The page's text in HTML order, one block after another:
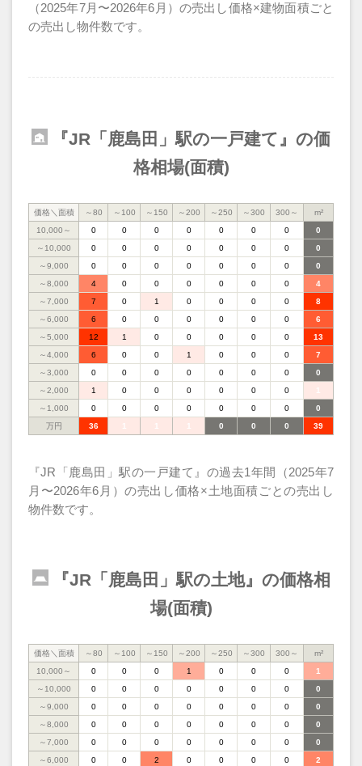
（2025年7月〜2026年6月）の売出し価格×建物面積ごと
の売出し物件数です。
『JR「鹿島田」駅の一戸建て』の価
格相場(面積)
価格＼面積 ～80 ～100 ～150 ～200 ～250 ～300 300～
m²
10,000～
0 0 0 0 0 0 0
0
～10,000
0 0 0 0 0 0 0
0
～9,000
0 0 0 0 0 0 0
0
～8,000
4 0 0 0 0 0 0
4
～7,000
7 0 1 0 0 0 0
8
～6,000
6 0 0 0 0 0 0
6
～5,000
12 1 0 0 0 0 0
13
～4,000
6 0 0 1 0 0 0
7
～3,000
0 0 0 0 0 0 0
0
～2,000
1 0 0 0 0 0 0
1
～1,000
0 0 0 0 0 0 0
0
万円
36 1 1 1 0 0 0 39
『JR「鹿島田」駅の一戸建て』の過去1年間（2025年7
月〜2026年6月）の売出し価格×土地面積ごとの売出し
物件数です。
『JR「鹿島田」駅の土地』の価格相
場(面積)
価格＼面積 ～80 ～100 ～150 ～200 ～250 ～300 300～
m²
10,000～
0 0 0 1 0 0 0
1
～10,000
0 0 0 0 0 0 0
0
～9,000
0 0 0 0 0 0 0
0
～8,000
0 0 0 0 0 0 0
0
～7,000
0 0 0 0 0 0 0
0
～6,000
0 0 2 0 0 0 0
2